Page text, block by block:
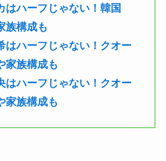
はハーフじゃない！韓国
族構成も
はハーフじゃない！クオー
家族構成も
はハーフじゃない！クオー
家族構成も